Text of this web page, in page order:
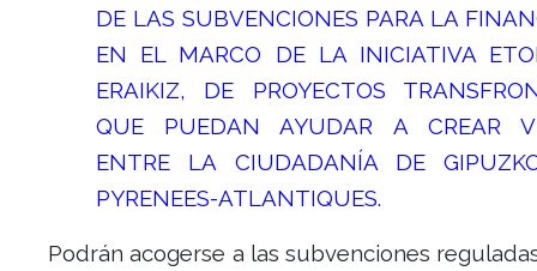
DE LAS SUBVENCIONES PARA LA
EN EL MARCO DE LA INICIATIVA
ERAIKIZ, DE PROYECTOS
QUE PUEDAN AYUDAR A CREAR
ENTRE LA CIUDADANÍA DE
PYRENEES-ATLANTIQUES.
Podrán acogerse a las subvenciones